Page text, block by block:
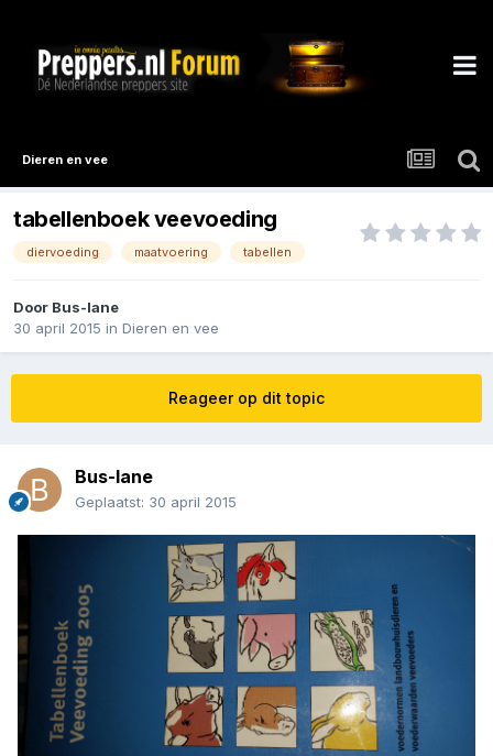
Dieren en vee
tabellenboek veevoeding
diervoeding maatvoering tabellen
Door Bus-lane
30 april 2015 in Dieren en vee
Reageer op dit topic
Bus-lane
Geplaatst: 30 april 2015